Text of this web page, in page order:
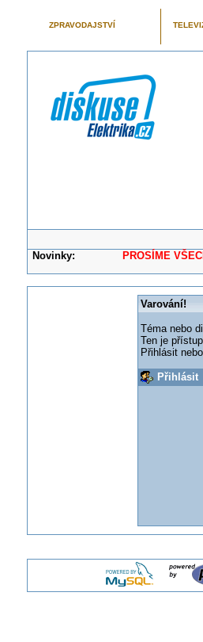
ZPRAVODAJSTVÍ
Novinky: PROSÍME VŠECHNY
Varování!
Téma nebo
Ten je
Přihlásit
Přihlásit